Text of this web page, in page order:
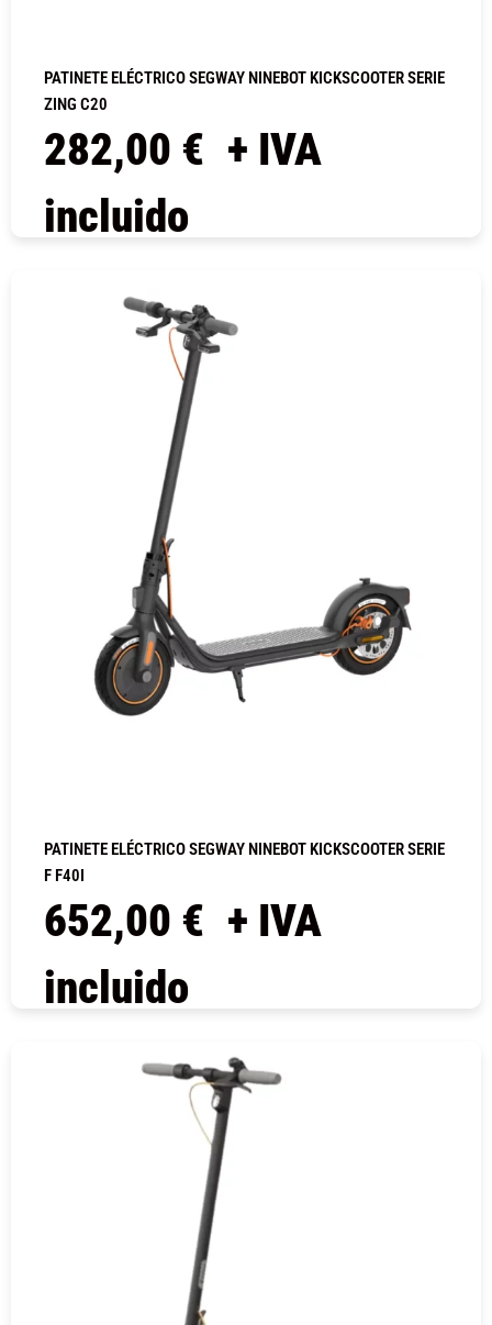
PATINETE ELÉCTRICO SEGWAY NINEBOT KICKSCOOTER SERIE
ZING C20
282,00 € + IVA
incluido
PATINETE ELÉCTRICO SEGWAY NINEBOT KICKSCOOTER SERIE
F F40I
652,00 € + IVA
incluido